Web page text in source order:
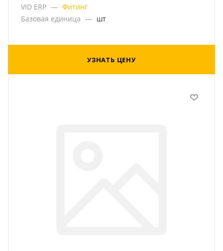
VID ERP — Фитинг
Базовая единица — шт
УЗНАТЬ ЦЕНУ